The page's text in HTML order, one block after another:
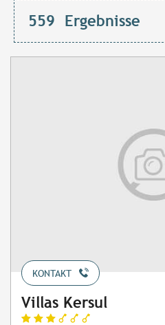
559 Ergebnisse
KONTAKT
Villas Kersul